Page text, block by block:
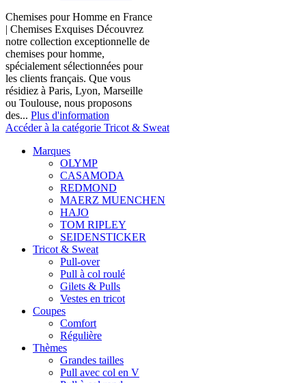
Chemises pour Homme en France
| Chemises Exquises Découvrez
notre collection exceptionnelle de
chemises pour homme,
spécialement sélectionnées pour
les clients français. Que vous
résidiez à Paris, Lyon, Marseille
ou Toulouse, nous proposons
des... Plus d'information
Accéder à la catégorie Tricot & Sweat
Marques
OLYMP
CASAMODA
REDMOND
MAERZ MUENCHEN
HAJO
TOM RIPLEY
SEIDENSTICKER
Tricot & Sweat
Pull-over
Pull à col roulé
Gilets & Pulls
Vestes en tricot
Coupes
Comfort
Régulière
Thèmes
Grandes tailles
Pull avec col en V